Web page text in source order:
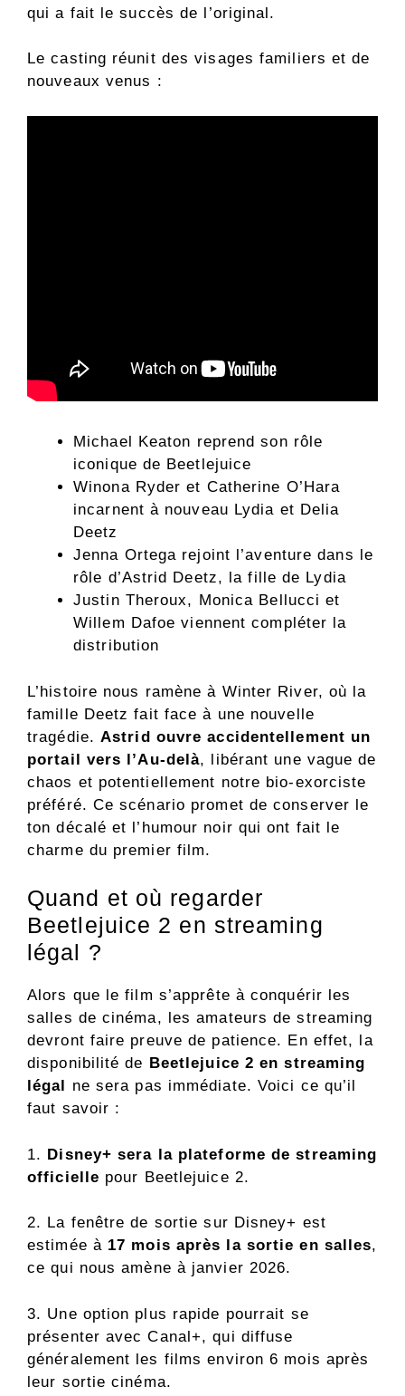
qui a fait le succès de l’original.
Le casting réunit des visages familiers et de
nouveaux venus :
Michael Keaton reprend son rôle
iconique de Beetlejuice
Winona Ryder et Catherine O’Hara
incarnent à nouveau Lydia et Delia
Deetz
Jenna Ortega rejoint l’aventure dans le
rôle d’Astrid Deetz, la fille de Lydia
Justin Theroux, Monica Bellucci et
Willem Dafoe viennent compléter la
distribution
L’histoire nous ramène à Winter River, où la
famille Deetz fait face à une nouvelle
tragédie. Astrid ouvre accidentellement un
portail vers l’Au-delà, libérant une vague de
chaos et potentiellement notre bio-exorciste
préféré. Ce scénario promet de conserver le
ton décalé et l’humour noir qui ont fait le
charme du premier film.
Quand et où regarder
Beetlejuice 2 en streaming
légal ?
Alors que le film s’apprête à conquérir les
salles de cinéma, les amateurs de streaming
devront faire preuve de patience. En effet, la
disponibilité de Beetlejuice 2 en streaming
légal
ne sera pas immédiate. Voici ce qu’il
faut savoir :
1. Disney+ sera la plateforme de streaming
officielle pour Beetlejuice 2.
2. La fenêtre de sortie sur Disney+ est
estimée à 17 mois après la sortie en salles,
ce qui nous amène à janvier 2026.
3. Une option plus rapide pourrait se
présenter avec Canal+, qui diffuse
généralement les films environ 6 mois après
leur sortie cinéma.